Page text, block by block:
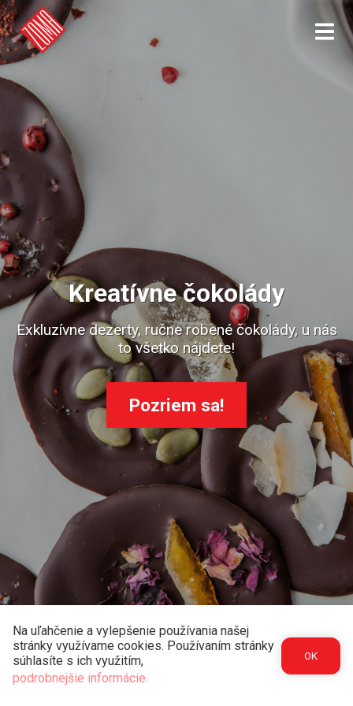
Kreatívne čokolády
Exkluzívne dezerty, ručne robené čokolády, u nás
to všetko nájdete!
Pozriem sa!
Ukáž!
Vyberiem si!
Na uľahčenie a vylepšenie používania našej
stránky využívame cookies. Používaním stránky
súhlasíte s ich využitím,
podrobnejšie informácie.
OK
© 2026 ZOMA Slovakia s.r.o.
Spracovanie údajov